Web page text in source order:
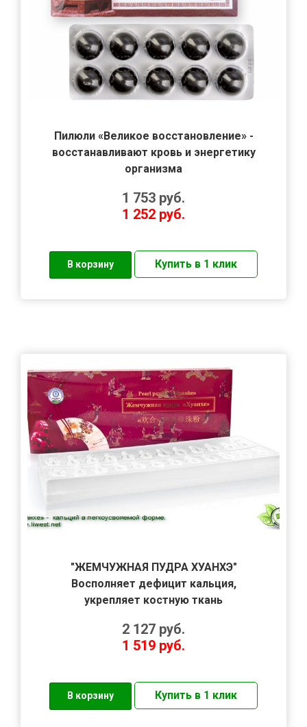
Пилюли «Великое восстановление» -
восстанавливают кровь и энергетику
организма
1 753 руб.
1 252 руб.
"ЖЕМЧУЖНАЯ ПУДРА ХУАНХЭ"
Восполняет дефицит кальция,
укрепляет костную ткань
2 127 руб.
1 519 руб.